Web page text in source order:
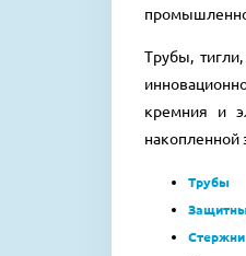
Трубы,
кремния и
накопленной
Трубы
Стержни